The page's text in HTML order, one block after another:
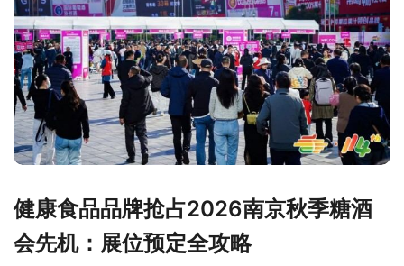
健康食品品牌抢占2026南京秋季糖酒
会先机：展位预定全攻略